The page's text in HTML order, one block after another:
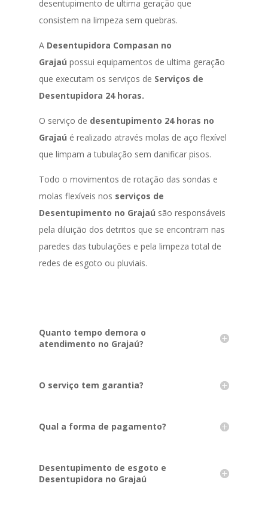
desentupimento de ultima geração que
consistem na limpeza sem quebras.
A Desentupidora Compasan no
Grajaú possui equipamentos de ultima geração
que executam os serviços de Serviços de
Desentupidora 24 horas.
O serviço de desentupimento 24 horas no
Grajaú é realizado através molas de aço flexível
que limpam a tubulação sem danificar pisos.
Todo o movimentos de rotação das sondas e
molas flexíveis nos serviços de
Desentupimento no Grajaú são responsáveis
pela diluição dos detritos que se encontram nas
paredes das tubulações e pela limpeza total de
redes de esgoto ou pluviais.
Quanto tempo demora o
atendimento no Grajaú?
O serviço tem garantia?
Qual a forma de pagamento?
Desentupimento de esgoto e
Desentupidora no Grajaú